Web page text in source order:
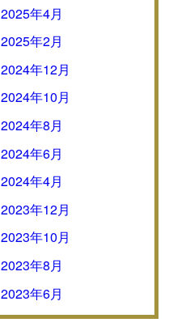
2025年4月
2025年2月
2024年12月
2024年10月
2024年8月
2024年6月
2024年4月
2023年12月
2023年10月
2023年8月
2023年6月